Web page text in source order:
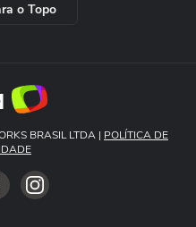
o Topo
BRASIL LTDA | POLÍTICA DE